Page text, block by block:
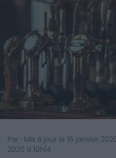
Par · Mis à jour le 16 janvier
2020 à 10h14